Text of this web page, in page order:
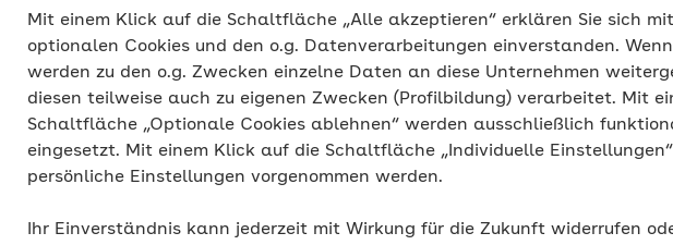
Mit einem Klick auf die Schaltfläche „Alle akzeptieren“ erklären Sie sich
optionalen Cookies und den o.g. Datenverarbeitungen einverstanden.
werden zu den o.g. Zwecken einzelne Daten an diese Unternehmen
diesen teilweise auch zu eigenen Zwecken (Profilbildung) verarbeitet. Mit
Schaltfläche „Optionale Cookies ablehnen“ werden ausschließlich
eingesetzt. Mit einem Klick auf die Schaltfläche „Individuelle
persönliche Einstellungen vorgenommen werden.
Ihr Einverständnis kann jederzeit mit Wirkung für die Zukunft widerrufen
Wenn du einmal nicht darüber sprechen möchtest, wie es dir geht, druck dir das
Jolinchen-Emojis aus, male sie bunt an und klebe sie an deine Zimmertür. Oder
Oder auf deine Stirn.
Die Jolinchen-Emojis gibt es auch als animierte
GIFs, wo zum Beispiel die
klopft oder die Lachtränen kullern . Du kannst die GIFs herunterladen und in E-
wenn du ein Handy hast und ein Chat-Programm nutzt, dort einfügen. Hey, die
werden dir sieben Emojis angezeigt.